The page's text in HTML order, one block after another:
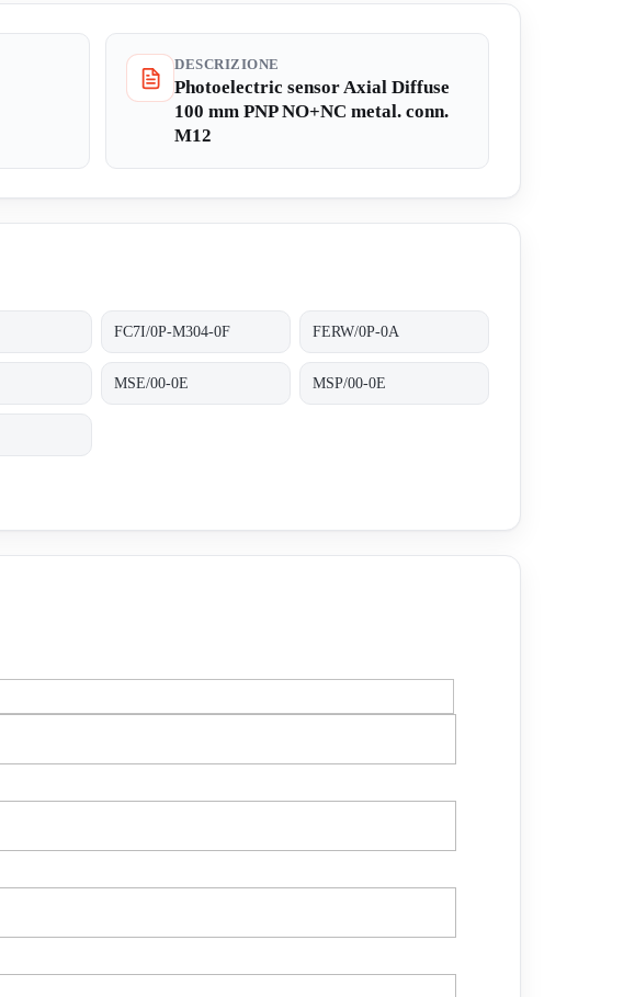
DESCRIZIONE
Photoelectric sensor Axial Diffuse
100 mm PNP NO+NC metal. conn.
M12
FC7I/0P-M304-0F FERW/0P-0A
MSE/00-0E MSP/00-0E